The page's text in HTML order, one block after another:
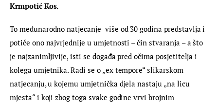
Krmpotić Kos.
To međunarodno natjecanje  više od 30 godina predstavlja i
potiče ono najvrjednije u umjetnosti – čin stvaranja – a što
je najzanimljivije, isti se događa pred očima posjetitelja i
kolega umjetnika. Radi se o „ex tempore“ slikarskom
natjecanju, u kojemu umjetnička djela nastaju „na licu
mjesta“ i koji zbog toga svake godine vrvi brojnim